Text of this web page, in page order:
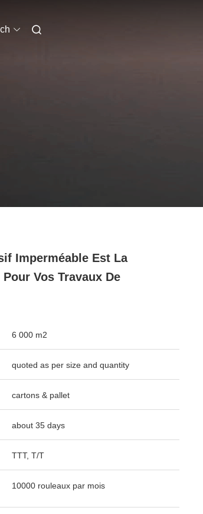
Imperméable Est La
Vos Travaux De
6 000 m2
quoted as per size and quantity
cartons & pallet
about 35 days
TTT, T/T
10000 rouleaux par mois